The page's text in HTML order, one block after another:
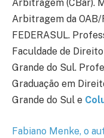
Arbitragem (CBar).
Arbitragem da
FEDERASUL.
Faculdade de
Grande do Sul.
Graduação em
Grande do Sul e
Fabiano Menke, o